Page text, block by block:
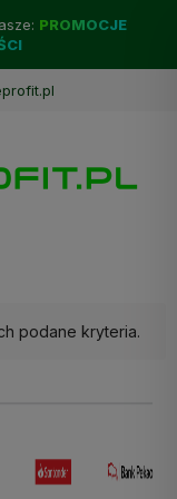
PROMOCJE
podane kryteria.